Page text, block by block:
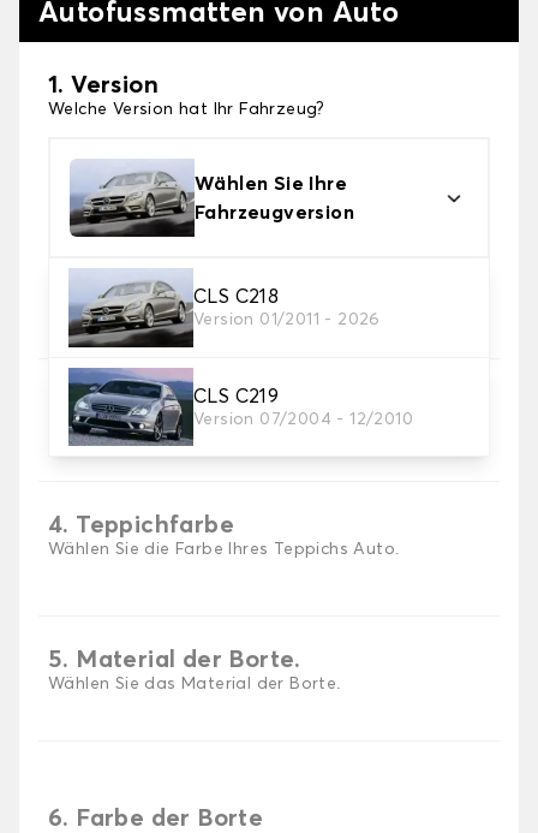
Autofussmatten von Auto
1. Version
Welche Version hat Ihr Fahrzeug?
Wählen Sie Ihre
Fahrzeugversion
CLS C218
Version 01/2011 - 2026
CLS C219
Version 07/2004 - 12/2010
2. Material
Wählen Sie das Material Ihres Autofussmatten
3. Set-Auswahl
Wählen Sie die Anzahl der Automatten, die Sie
benötigen.
4. Teppichfarbe
Wählen Sie die Farbe Ihres Teppichs Auto.
5. Material der Borte.
Wählen Sie das Material der Borte.
6. Farbe der Borte